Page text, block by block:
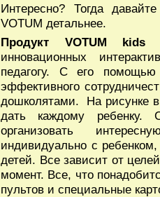
Интересно? Тогда
VOTUM детальнее.
Продукт VOTUM kids
инновационных
педагогу. С его помощью
эффективного
дошколятами. На рисунке
дать каждому
организовать
индивидуально с
детей. Все зависит от
момент. Все, что
пультов и специальные